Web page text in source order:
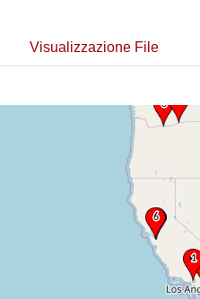
Visualizzazione File